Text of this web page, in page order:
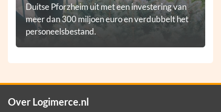
Duitse Pforzheim uit met een investering van
meer dan 300 miljoen euro en verdubbelt het
personeelsbestand.
Over Logimerce.nl